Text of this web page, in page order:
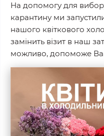
На допомогу для
карантину ми
нашого квіткового
замінить візит в наш
можливо, допоможе